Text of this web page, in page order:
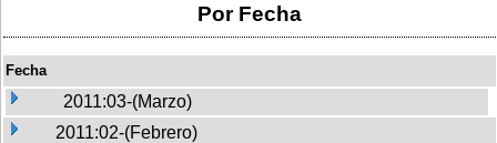
Por Fecha
Fecha
2011:03-(Marzo)
2011:02-(Febrero)